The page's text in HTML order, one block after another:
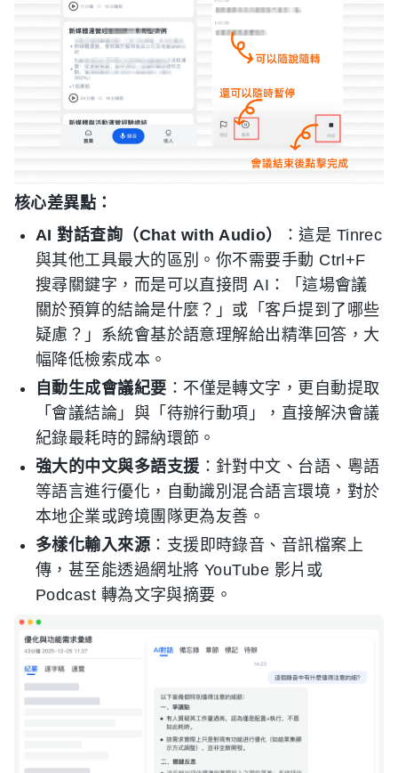
核心差異點：
AI 對話查詢（Chat with Audio）
：這是 Tinrec
與其他工具最大的區別。你不需要手動 Ctrl+F
搜尋關鍵字，而是可以直接問 AI：「這場會議
關於預算的結論是什麼？」或「客戶提到了哪些
疑慮？」系統會基於語意理解給出精準回答，大
幅降低檢索成本。
自動生成會議紀要 ：不僅是轉文字，更自動提取
「會議結論」與「待辦行動項」，直接解決會議
紀錄最耗時的歸納環節。
強大的中文與多語支援 ：針對中文、台語、粵語
等語言進行優化，自動識別混合語言環境，對於
本地企業或跨境團隊更為友善。
多樣化輸入來源 ：支援即時錄音、音訊檔案上
傳，甚至能透過網址將 YouTube 影片或
Podcast 轉為文字與摘要。